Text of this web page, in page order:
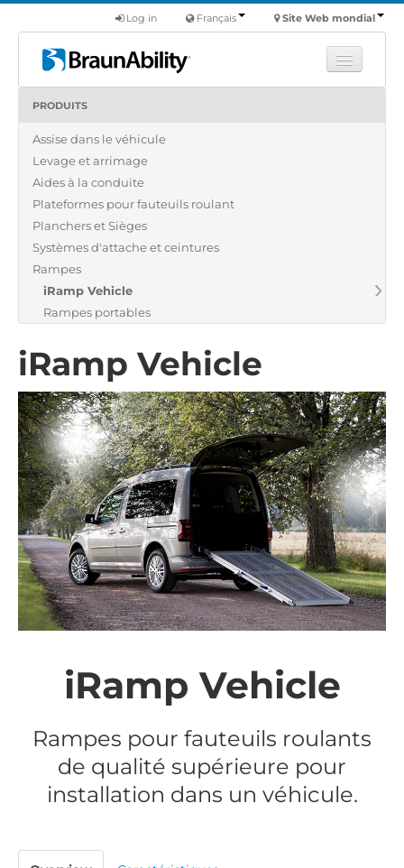
Site Web mondial
Français
Log in
Produits
Véhicules utilitaires
Nous
Trouver un revendeur
PRODUITS
Assise dans le véhicule
Levage et arrimage
Aides à la conduite
Plateformes pour fauteuils roulant
Planchers et Sièges
Systèmes d'attache et ceintures
Rampes
iRamp Vehicle
Rampes portables
iRamp Vehicle
iRamp Vehicle
Rampes pour fauteuils roulants
de qualité supérieure pour
installation dans un véhicule.